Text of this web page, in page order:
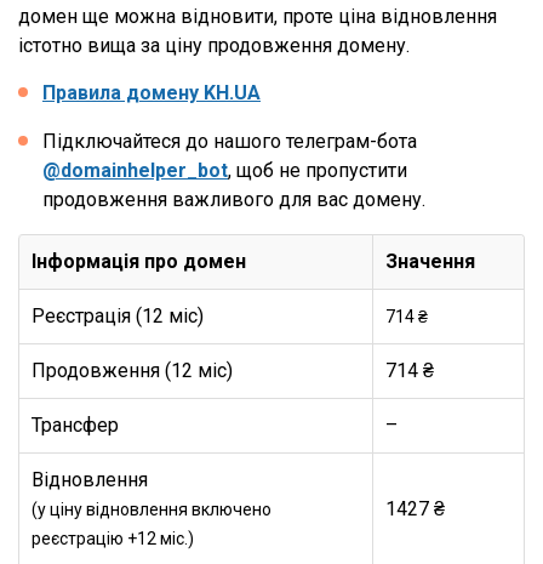
домен ще можна відновити, проте ціна відновлення
істотно вища за ціну продовження домену.
Правила домену KH.UA
Підключайтеся до нашого телеграм-бота
@domainhelper_bot, щоб не пропустити
продовження важливого для вас домену.
Інформація про домен Значення
Реєстрація (12 міс) 714 ₴
Продовження (12 міс) 714 ₴
Трансфер –
Відновлення
(у ціну відновлення включено
реєстрацію +12 міс.)
1427 ₴